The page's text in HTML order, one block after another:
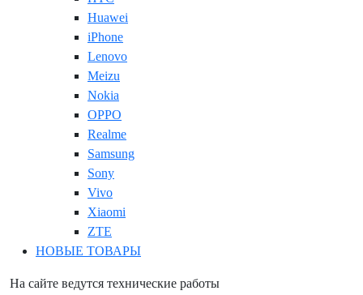
Huawei
iPhone
Lenovo
Meizu
Nokia
OPPO
Realme
Samsung
Sony
Vivo
Xiaomi
ZTE
НОВЫЕ ТОВАРЫ
На сайте ведутся технические работы